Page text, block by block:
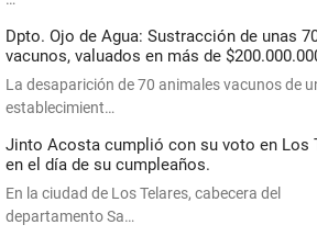
Dpto. Ojo de Agua: Sustracción de unas
vacunos, valuados en más de
La desaparición de 70 animales vacunos de
establecimient…
Jinto Acosta cumplió con su voto en Los
en el día de su cumpleaños.
En la ciudad de Los Telares, cabecera del
departamento Sa…